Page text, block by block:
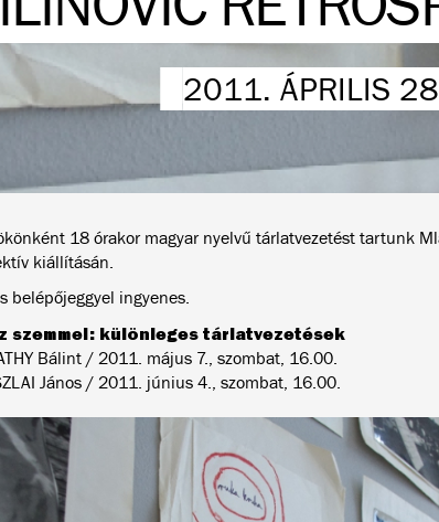
2011. ÁPRILIS
18 órakor magyar nyelvű tárlatvezetést tartunk
kiállításán.
belépőjeggyel ingyenes.
szemmel: különleges tárlatvezetések
Bálint / 2011. május 7., szombat, 16.00.
János / 2011. június 4., szombat, 16.00.